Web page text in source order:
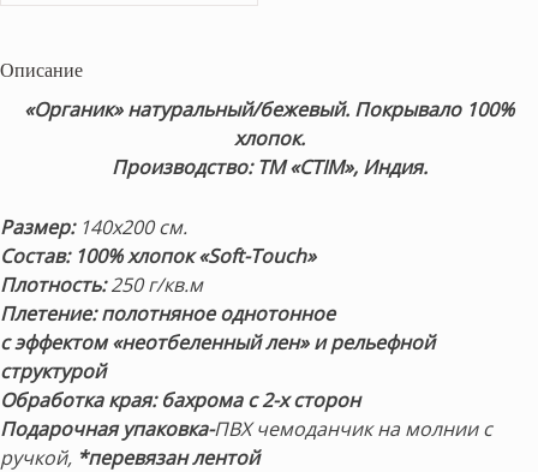
Описание
«Органик» натуральный/бежевый. Покрывало 100%
хлопок.
Производство: ТМ «CTIM», Индия.
Размер:140х200 см.
Состав: 100% хлопок «Soft-Touch»
Плотность:250 г/кв.м
Плетение: полотняное однотонное
с эффектом «неотбеленный лен» и рельефной
структурой
Обработка края: бахрома с 2-х сторон
Подарочная упаковка-ПВХ чемоданчик на молнии с
ручкой, *перевязан лентой